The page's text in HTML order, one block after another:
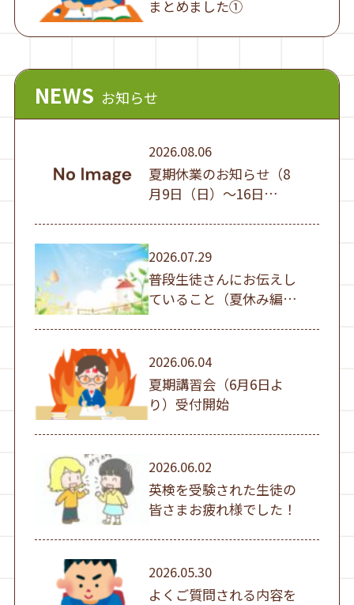
まとめました①
NEWS お知らせ
2026.08.06
夏期休業のお知らせ（8
月9日（日）～16日
2026.07.29
普段生徒さんにお伝えし
ていること（夏休み編
①）
2026.06.04
夏期講習会（6月6日よ
り）受付開始
2026.06.02
英検を受験された生徒の
皆さまお疲れ様でした！
2026.05.30
よくご質問される内容を